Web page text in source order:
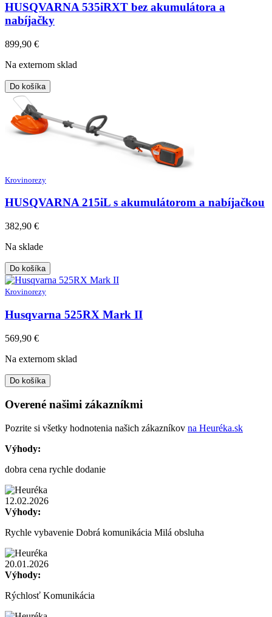
HUSQVARNA 535iRXT bez akumulátora a
nabíjačky
899,90 €
Na externom sklad
Do košíka
Krovinorezy
HUSQVARNA 215iL s akumulátorom a nabíjačkou
382,90 €
Na sklade
Do košíka
Krovinorezy
Husqvarna 525RX Mark II
569,90 €
Na externom sklad
Do košíka
Overené našimi zákazníkmi
Pozrite si všetky hodnotenia našich zákazníkov na Heuréka.sk
Výhody:
dobra cena rychle dodanie
12.02.2026
Výhody:
Rychle vybavenie Dobrá komunikácia Milá obsluha
20.01.2026
Výhody:
Rýchlosť Komunikácia